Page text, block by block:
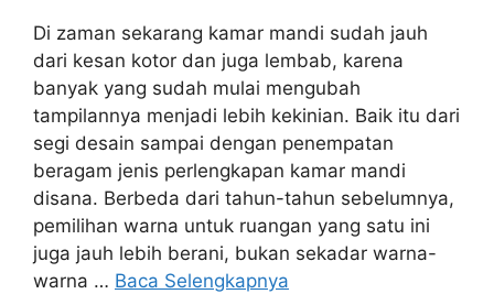
Di zaman sekarang kamar mandi sudah jauh
dari kesan kotor dan juga lembab, karena
banyak yang sudah mulai mengubah
tampilannya menjadi lebih kekinian. Baik itu dari
segi desain sampai dengan penempatan
beragam jenis perlengkapan kamar mandi
disana. Berbeda dari tahun-tahun sebelumnya,
pemilihan warna untuk ruangan yang satu ini
juga jauh lebih berani, bukan sekadar warna-
warna … Baca Selengkapnya